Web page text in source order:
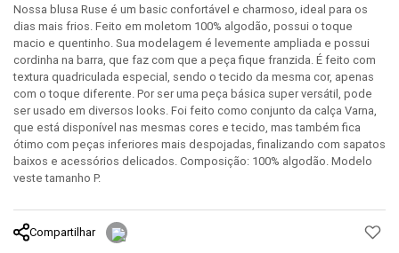
Nossa blusa Ruse é um basic confortável e charmoso, ideal para os
dias mais frios. Feito em moletom 100% algodão, possui o toque
macio e quentinho. Sua modelagem é levemente ampliada e possui
cordinha na barra, que faz com que a peça fique franzida. É feito com
textura quadriculada especial, sendo o tecido da mesma cor, apenas
com o toque diferente. Por ser uma peça básica super versátil, pode
ser usado em diversos looks. Foi feito como conjunto da calça Varna,
que está disponível nas mesmas cores e tecido, mas também fica
ótimo com peças inferiores mais despojadas, finalizando com sapatos
baixos e acessórios delicados. Composição: 100% algodão. Modelo
veste tamanho P.
Compartilhar